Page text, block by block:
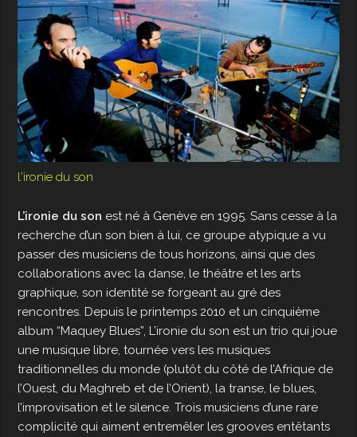
l'ironie du son
L’ironie du son est né à Genève en 1995. Sans cesse à la
recherche d’un son bien à lui, ce groupe atypique a vu
passer des musiciens de tous horizons, ainsi que des
collaborations avec la danse, le théâtre et les arts
graphique, son identité se forgeant au gré des
rencontres. Depuis le printemps 2010 et un cinquième
album “Maquey Blues”, L’ironie du son est un trio qui joue
une musique libre, tournée vers les musiques
traditionnelles du monde (plutôt du côté de l’Afrique de
l’Ouest, du Maghreb et de l’Orient), la transe, le blues,
l’improvisation et le silence. Trois musiciens d’une rare
complicité qui aiment entremêler les grooves entêtants